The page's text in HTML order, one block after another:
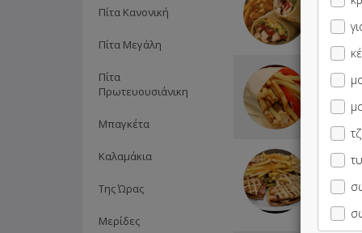
Πίτα Κανονική
Πίτα Μεγάλη
Πίτα
Πρωτευουσιάνικη
Μπαγκέτα
Καλαμάκια
Της Ώρας
Μερίδες
Βίκος
1 Πίτα
Cola
1
Cola